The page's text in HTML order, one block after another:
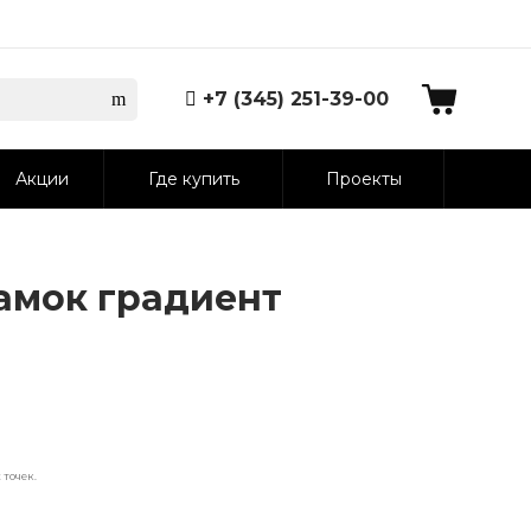
+7 (345) 251-39-00
Акции Где купить Проекты
градиент